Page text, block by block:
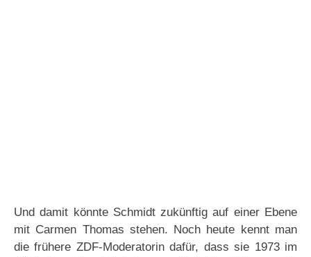
Und damit könnte Schmidt zukünftig auf einer Ebene
mit Carmen Thomas stehen. Noch heute kennt man
die frühere ZDF-Moderatorin dafür, dass sie 1973 im